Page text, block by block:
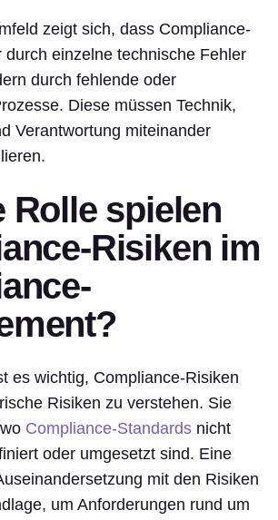
zeigt sich, dass Compliance-
durch einzelne technische Fehler
durch fehlende oder
Diese müssen Technik,
Verantwortung miteinander
Rolle spielen
Risiken im
es wichtig, Compliance-Risiken
Risiken zu verstehen. Sie
Compliance-Standards nicht
oder umgesetzt sind. Eine
mit den Risiken
um Anforderungen rund um